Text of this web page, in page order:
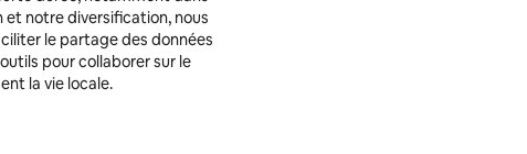
et notre diversification, nous
le partage des données
pour collaborer sur le
la vie locale.